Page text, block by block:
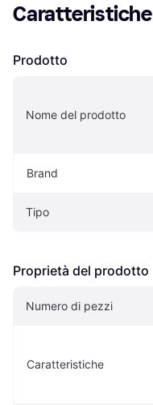
Caratteristiche
Prodotto
Nome del prodotto
Brand
Tipo
Proprietà del prodotto
Numero di pezzi
Caratteristiche